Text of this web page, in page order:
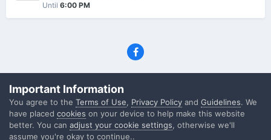
Until 6:00 PM
(C) SFF.gr, All rights reserved
Powered by Invision Community
Important Information
You agree to the Terms of Use, Privacy Policy and Guidelines. We
have placed cookies on your device to help make this website
better. You can adjust your cookie settings, otherwise we'll
assume you're okay to continue..